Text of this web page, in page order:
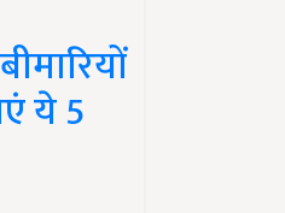
ये 5